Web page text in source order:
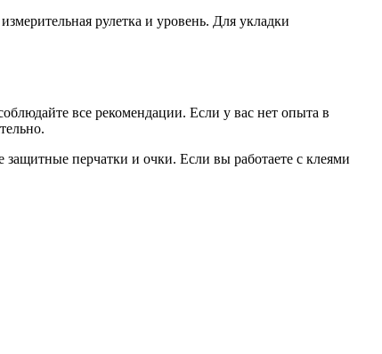
рулетка и уровень. Для укладки
все рекомендации. Если у вас нет опыта в
защитные перчатки и очки. Если вы работаете с клеями